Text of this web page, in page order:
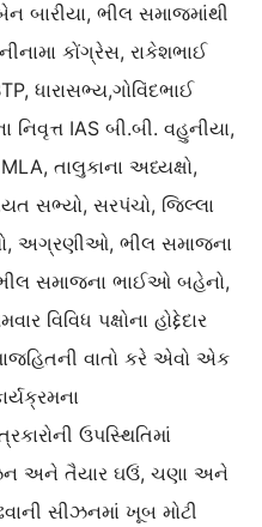
બારીયા, ભીલ સમાજમાંથી
નીનામા કોંગ્રેસ, રાકેશભાઈ
ધારાસભ્ય,ગોવિંદભાઈ
IAS બી.બી. વહુનીયા,
તાલુકાના અધ્યક્ષો,
સભ્યો, સરપંચો, જિલ્લા
અગ્રણીઓ, ભીલ સમાજના
ભીલ સમાજના ભાઈઓ બહેનો,
વિવિધ પક્ષોના હોદ્દેદાર
વાતો કરે એવો એક
ઉપસ્થિતિમાં
અને તૈયાર ઘઉં, ચણા અને
સીઝનમાં ખૂબ મોટી